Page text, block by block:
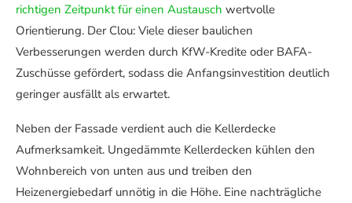
richtigen Zeitpunkt für einen Austausch wertvolle
Orientierung. Der Clou: Viele dieser baulichen
Verbesserungen werden durch KfW-Kredite oder BAFA-
Zuschüsse gefördert, sodass die Anfangsinvestition deutlich
geringer ausfällt als erwartet.
Neben der Fassade verdient auch die Kellerdecke
Aufmerksamkeit. Ungedämmte Kellerdecken kühlen den
Wohnbereich von unten aus und treiben den
Heizenergiebedarf unnötig in die Höhe. Eine nachträgliche